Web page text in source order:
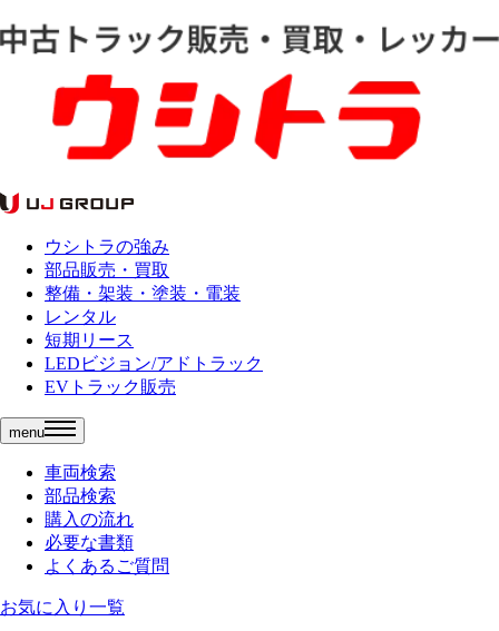
ウシトラの強み
部品販売・買取
整備・架装・塗装・電装
レンタル
短期リース
LEDビジョン/アドトラック
EVトラック販売
menu
車両検索
部品検索
購入の流れ
必要な書類
よくあるご質問
お気に入り一覧